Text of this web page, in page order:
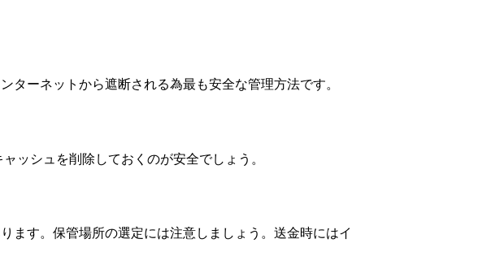
ターネットから遮断される為最も安全な管理方法です。
ッシュを削除しておくのが安全でしょう。
ます。保管場所の選定には注意しましょう。送金時にはイ